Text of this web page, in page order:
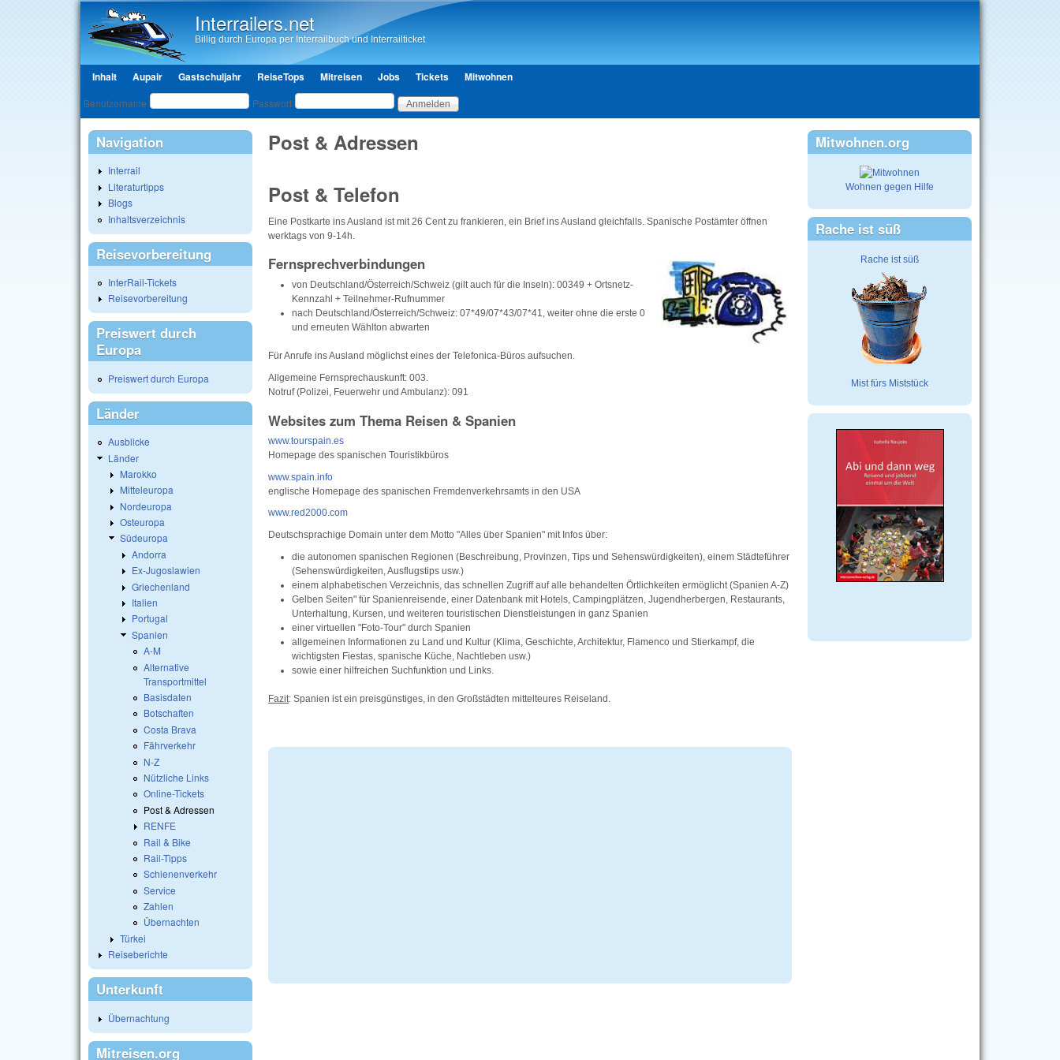
Interrailers.net
Billig durch Europa per Interrailbuch und Interrailticket
Hauptmenü
Inhalt Aupair Gastschuljahr ReiseTops Mitreisen Jobs Tickets Mitwohnen
Benutzeranmeldung
Benutzername Passwort
Post & Adressen
Post & Telefon
Eine Postkarte ins Ausland ist mit 26 Cent zu frankieren, ein Brief ins Ausland gleichfalls. Spanische Postämter öffnen
werktags von 9-14h.
Fernsprechverbindungen
von Deutschland/Österreich/Schweiz (gilt auch für die Inseln): 00349 + Ortsnetz-
Kennzahl + Teilnehmer-Rufnummer
nach Deutschland/Österreich/Schweiz: 07*49/07*43/07*41, weiter ohne die erste 0
und erneuten Wählton abwarten
Für Anrufe ins Ausland möglichst eines der Telefonica-Büros aufsuchen.
Allgemeine Fernsprechauskunft: 003.
Notruf (Polizei, Feuerwehr und Ambulanz): 091
Websites zum Thema Reisen & Spanien
www.tourspain.es
Homepage des spanischen Touristikbüros
www.spain.info
englische Homepage des spanischen Fremdenverkehrsamts in den USA
www.red2000.com
Deutschsprachige Domain unter dem Motto "Alles über Spanien" mit Infos über:
die autonomen spanischen Regionen (Beschreibung, Provinzen, Tips und Sehenswürdigkeiten), einem Städteführer
(Sehenswürdigkeiten, Ausflugstips usw.)
einem alphabetischen Verzeichnis, das schnellen Zugriff auf alle behandelten Örtlichkeiten ermöglicht (Spanien A-Z)
Gelben Seiten" für Spanienreisende, einer Datenbank mit Hotels, Campingplätzen, Jugendherbergen, Restaurants,
Unterhaltung, Kursen, und weiteren touristischen Dienstleistungen in ganz Spanien
einer virtuellen "Foto-Tour" durch Spanien
allgemeinen Informationen zu Land und Kultur (Klima, Geschichte, Architektur, Flamenco und Stierkampf, die
wichtigsten Fiestas, spanische Küche, Nachtleben usw.)
sowie einer hilfreichen Suchfunktion und Links.
Fazit: Spanien ist ein preisgünstiges, in den Großstädten mittelteures Reiseland.
Navigation
Interrail
Literaturtipps
Blogs
Inhaltsverzeichnis
Reisevorbereitung
InterRail-Tickets
Reisevorbereitung
Preiswert durch
Europa
Preiswert durch Europa
Länder
Ausblicke
Länder
Marokko
Mitteleuropa
Nordeuropa
Osteuropa
Südeuropa
Andorra
Ex-Jugoslawien
Griechenland
Italien
Portugal
Spanien
A-M
Alternative
Transportmittel
Basisdaten
Botschaften
Costa Brava
Fährverkehr
N-Z
Nützliche Links
Online-Tickets
Post & Adressen
RENFE
Rail & Bike
Rail-Tipps
Schienenverkehr
Service
Zahlen
Übernachten
Türkei
Reiseberichte
Unterkunft
Übernachtung
Mitreisen.org
Mitwohnen.org
Wohnen gegen Hilfe
Rache ist süß
Rache ist süß
Mist fürs Miststück